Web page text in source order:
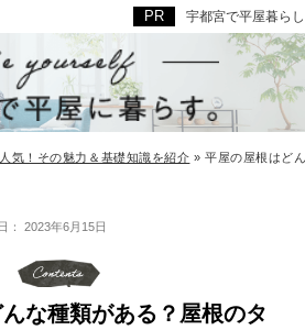
宇都宮で平屋暮らし
気！その魅力＆基礎知識を紹介 »平屋の屋根はど
：2023年6月15日
な種類がある？屋根のタ